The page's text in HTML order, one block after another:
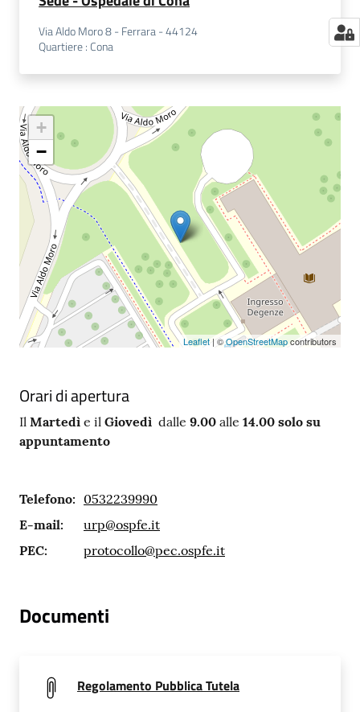
Via Aldo Moro 8 - Ferrara - 44124
Quartiere: Cona
+
−
Leaflet| ©OpenStreetMapcontributors
Orari di apertura
Il Martedì e il Giovedì dalle 9.00 alle 14.00 solo su
appuntamento
Telefono: 0532239990
E-mail:
urp@ospfe.it
PEC: protocollo@pec.ospfe.it
Documenti
Regolamento Pubblica Tutela